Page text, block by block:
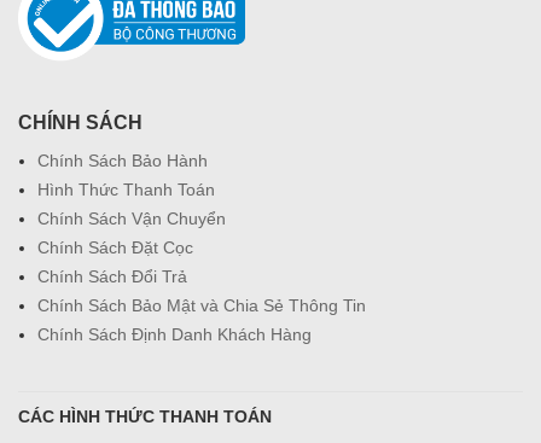
CHÍNH SÁCH
Chính Sách Bảo Hành
Hình Thức Thanh Toán
Chính Sách Vận Chuyển
Chính Sách Đặt Cọc
Chính Sách Đổi Trả
Chính Sách Bảo Mật và Chia Sẻ Thông Tin
Chính Sách Định Danh Khách Hàng
CÁC HÌNH THỨC THANH TOÁN